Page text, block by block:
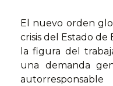
El nuevo orden
crisis del Estado de
la figura del
una demanda